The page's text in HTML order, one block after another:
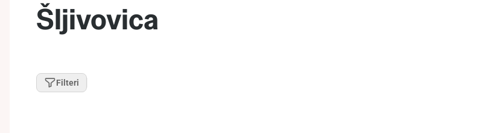
Šljivovica
Filteri